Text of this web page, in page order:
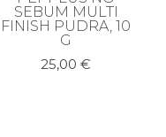
SEBUM MULTI
FINISH PUDRA, 10
G
25,00€